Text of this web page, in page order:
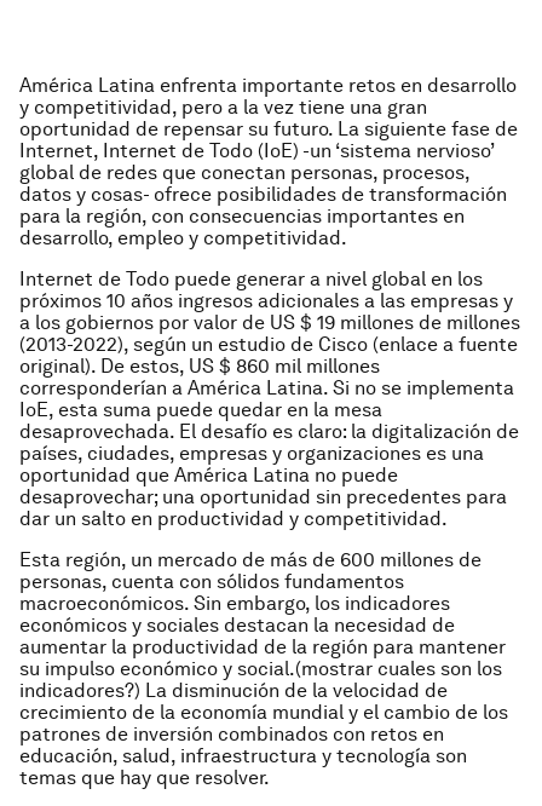
América Latina enfrenta importante retos en desarrollo
y competitividad, pero a la vez tiene una gran
oportunidad de repensar su futuro. La siguiente fase de
Internet, Internet de Todo (IoE) -un ‘sistema nervioso’
global de redes que conectan personas, procesos,
datos y cosas- ofrece posibilidades de transformación
para la región, con consecuencias importantes en
desarrollo, empleo y competitividad.
Internet de Todo puede generar a nivel global en los
próximos 10 años ingresos adicionales a las empresas y
a los gobiernos por valor de US $ 19 millones de millones
(2013-2022), según un estudio de Cisco (enlace a fuente
original). De estos, US $ 860 mil millones
corresponderían a América Latina. Si no se implementa
IoE, esta suma puede quedar en la mesa
desaprovechada. El desafío es claro: la digitalización de
países, ciudades, empresas y organizaciones es una
oportunidad que América Latina no puede
desaprovechar; una oportunidad sin precedentes para
dar un salto en productividad y competitividad.
Esta región, un mercado de más de 600 millones de
personas, cuenta con sólidos fundamentos
macroeconómicos. Sin embargo, los indicadores
económicos y sociales destacan la necesidad de
aumentar la productividad de la región para mantener
su impulso económico y social.(mostrar cuales son los
indicadores?) La disminución de la velocidad de
crecimiento de la economía mundial y el cambio de los
patrones de inversión combinados con retos en
educación, salud, infraestructura y tecnología son
temas que hay que resolver.